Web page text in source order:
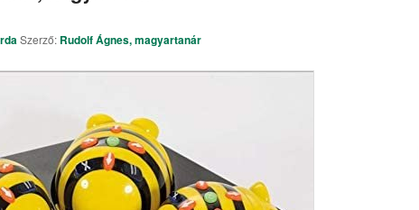
Szerző: Rudolf Ágnes, magyartanár